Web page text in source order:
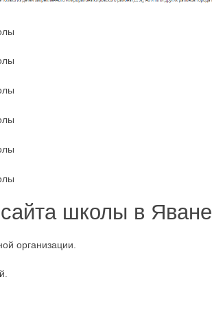
школы в Яване
организации.